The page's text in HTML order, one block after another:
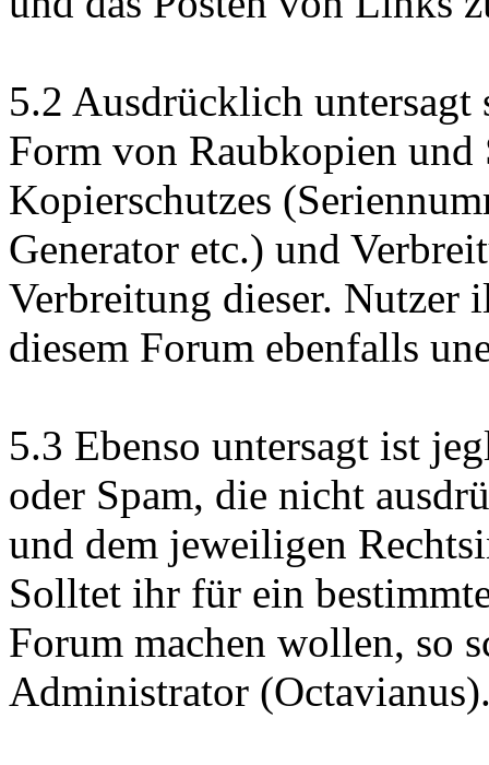
5.2 Ausdrücklich
Form von Raubkopien und
Kopierschutzes
Generator etc.) und
Verbreitung dieser. Nutzer
diesem Forum ebenfalls
5.3 Ebenso untersagt ist
oder Spam, die nicht
und dem jeweiligen
Solltet ihr für ein
Forum machen wollen, so
Administrator